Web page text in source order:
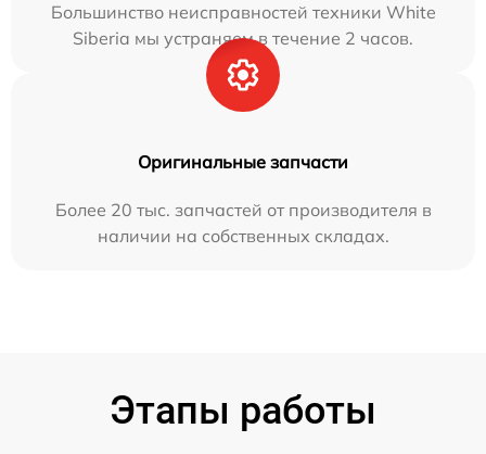
Большинство неисправностей техники White
Siberia мы устраняем в течение 2 часов.
Оригинальные запчасти
Более 20 тыс. запчастей от производителя в
наличии на собственных складах.
Этапы работы